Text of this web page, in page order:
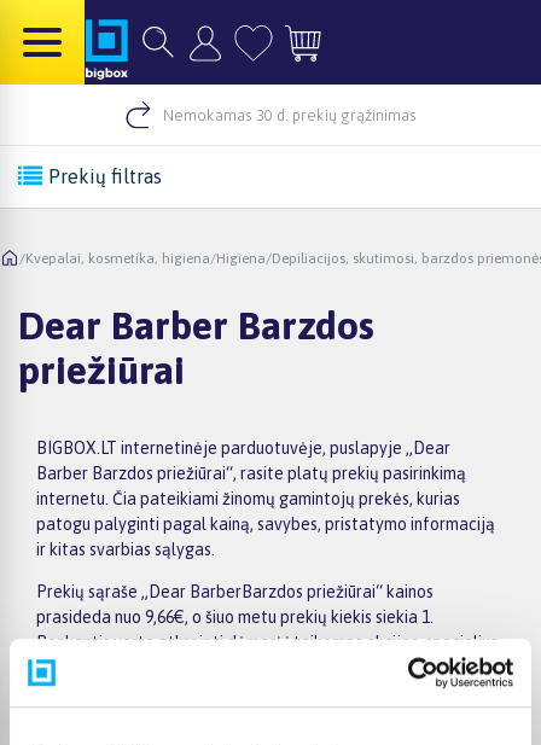
Nemokamas 30 d. prekių grąžinimas
Prekių filtras
/Kvepalai, kosmetika, higiena/Higiena/Depiliacijos, skutimosi, barzdos
Dear Barber Barzdos
priežiūrai
BIGBOX.LT internetinėje parduotuvėje, puslapyje „Dear
Barber Barzdos priežiūrai“, rasite platų prekių pasirinkimą
internetu. Čia pateikiami žinomų gamintojų prekės, kurias
patogu palyginti pagal kainą, savybes, pristatymo informaciją
ir kitas svarbias sąlygas.
Prekių sąraše „Dear BarberBarzdos priežiūrai“ kainos
prasideda nuo 9,66€, o šiuo metu prekių kiekis siekia 1.
Renkantis verta atkreipti dėmesį į taikomas akcijas, specialius
pasiūlymus, techninius parametrus bei papildomas pirkimo
sąlygas, kad būtų lengviau išsirinkti geriausiai jūsų poreikius